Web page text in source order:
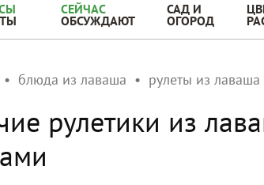
СЕЙЧАС
ОБСУЖДАЮТ
САД И
ОГОРОД
блюда из лаваша рулеты из лаваша
рулетики из